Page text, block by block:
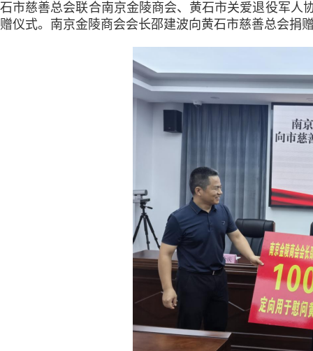
石市慈善总会联合南京金陵商会、黄石市关爱退役军人
赠仪式。南京金陵商会会长邵建波向黄石市慈善总会捐